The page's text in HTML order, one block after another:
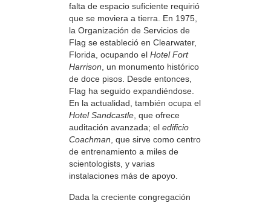
falta de espacio suficiente requirió
que se moviera a tierra. En 1975,
la Organización de Servicios de
Flag se estableció en Clearwater,
Florida, ocupando el Hotel Fort
Harrison , un monumento histórico
de doce pisos. Desde entonces,
Flag ha seguido expandiéndose.
En la actualidad, también ocupa el
Hotel Sandcastle , que ofrece
auditación avanzada; el edificio
Coachman , que sirve como centro
de entrenamiento a miles de
scientologists, y varias
instalaciones más de apoyo.
Dada la creciente congregación